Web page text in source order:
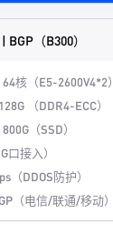
BGP（B300）
核（E5-2600V4*2）
（DDR4-ECC）
（SSD）
口接入）
（DDOS防护）
（电信/联通/移动）